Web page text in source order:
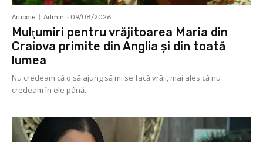
Articole Admin - 09/08/2026
Mulţumiri pentru vrăjitoarea Maria din
Craiova primite din Anglia și din toată
lumea
Nu credeam că o să ajung să mi se facă vrăji, mai ales că nu
credeam în ele până...